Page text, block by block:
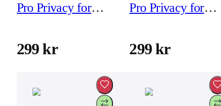
Pro Privacy for
Pro Max (exkl
299 kr
Pro Privacy for
montering)
299 kr